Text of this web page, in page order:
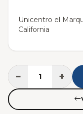
Unicentro el
California
− +